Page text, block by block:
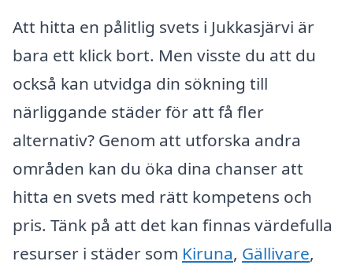
Att hitta en pålitlig svets i Jukkasjärvi är
bara ett klick bort. Men visste du att du
också kan utvidga din sökning till
närliggande städer för att få fler
alternativ? Genom att utforska andra
områden kan du öka dina chanser att
hitta en svets med rätt kompetens och
pris. Tänk på att det kan finnas värdefulla
resurser i städer som Kiruna, Gällivare,